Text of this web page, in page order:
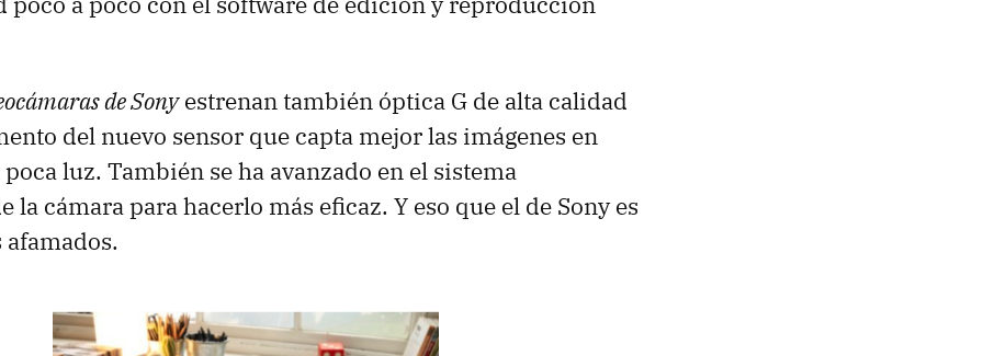
de Sonyestrenan también óptica G de alta calidad
del nuevo sensor que capta mejor las imágenes en
luz. También se ha avanzado en el sistema
la cámara para hacerlo más eficaz. Y eso que el de Sony es